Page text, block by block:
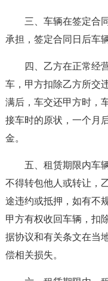
三、车辆在签定合
承担，签定合同日后车
四、乙方在正常经
车，甲方扣除乙方所交
满后，车交还甲方时，
接车时的原状，一个月
金。
五、租赁期限内车
不得转包他人或转让，
途违约或抵押，如有不
甲方有权收回车辆，扣
据协议和有关条文在当
偿相关损失。